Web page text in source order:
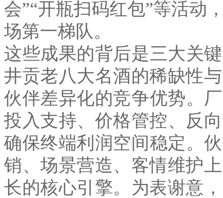
会”“开瓶扫码红包”等活动
场第一梯队。
这些成果的背后是三大关
井贡老八大名酒的稀缺性
伙伴差异化的竞争优势。
投入支持、价格管控、反
确保终端利润空间稳定。
销、场景营造、客情维护
长的核心引擎。为表谢意